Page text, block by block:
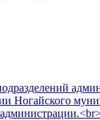
Ногайского